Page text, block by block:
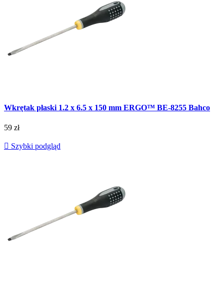
Wkrętak płaski 1.2 x 6.5 x 150 mm ERGO™ BE-8255 Bahco
59 zł
 Szybki podgląd